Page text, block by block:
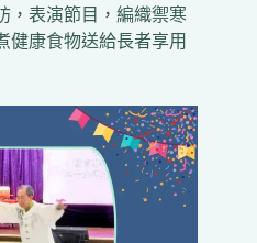
，表演節目，編織禦寒
健康食物送給長者享用